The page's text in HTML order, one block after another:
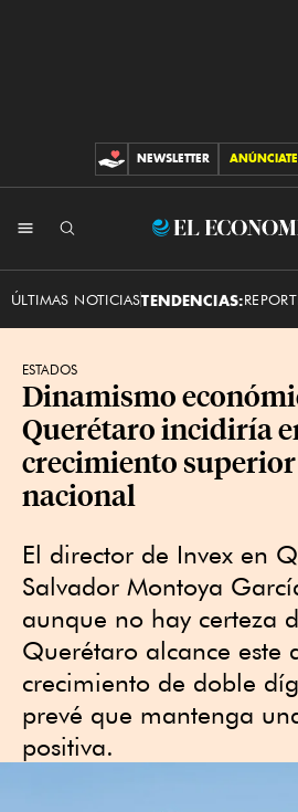
CONTRIBUCIONES
NEWSLETTER ANÚNCIATE
El
ÚLTIMAS NOTICIASTENDENCIAS:
ESTADOS
Dinamismo
Querétaro incidiría
crecimiento
nacional
El director de Invex en
Salvador Montoya
aunque no hay certeza
Querétaro alcance este
crecimiento de doble
prevé que mantenga
positiva.